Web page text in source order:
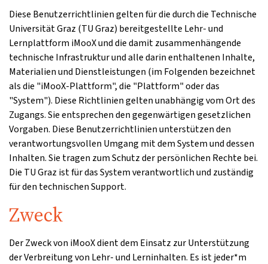
Diese Benutzerrichtlinien gelten für die durch die Technische
Universität Graz (TU Graz) bereitgestellte Lehr- und
Lernplattform iMooX und die damit zusammenhängende
technische Infrastruktur und alle darin enthaltenen Inhalte,
Materialien und Dienstleistungen (im Folgenden bezeichnet
als die "iMooX-Plattform", die "Plattform" oder das
"System"). Diese Richtlinien gelten unabhängig vom Ort des
Zugangs. Sie entsprechen den gegenwärtigen gesetzlichen
Vorgaben. Diese Benutzerrichtlinien unterstützen den
verantwortungsvollen Umgang mit dem System und dessen
Inhalten. Sie tragen zum Schutz der persönlichen Rechte bei.
Die TU Graz ist für das System verantwortlich und zuständig
für den technischen Support.
Zweck
Der Zweck von iMooX dient dem Einsatz zur Unterstützung
der Verbreitung von Lehr- und Lerninhalten. Es ist jeder*m